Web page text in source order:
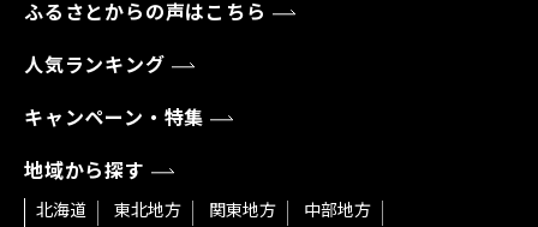
ふるさとからの声はこちら
人気ランキング
キャンペーン・特集
地域から探す
北海道 東北地方 関東地方
中部地方